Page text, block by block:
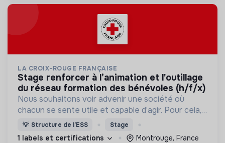
LA CROIX-ROUGE FRANÇAISE
stage renforcer à l’animation et l'outillage
du réseau formation des bénévoles (h/f/x)
Nous souhaitons voir advenir une société où
chacun se sente utile et capable d’agir. Pour cela,
nous proposons des moyens et des lieux
d’engagement innovants et adaptés à tous.
💡 Structure de l’ESS Stage
1 labels et certifications
Montrouge, France